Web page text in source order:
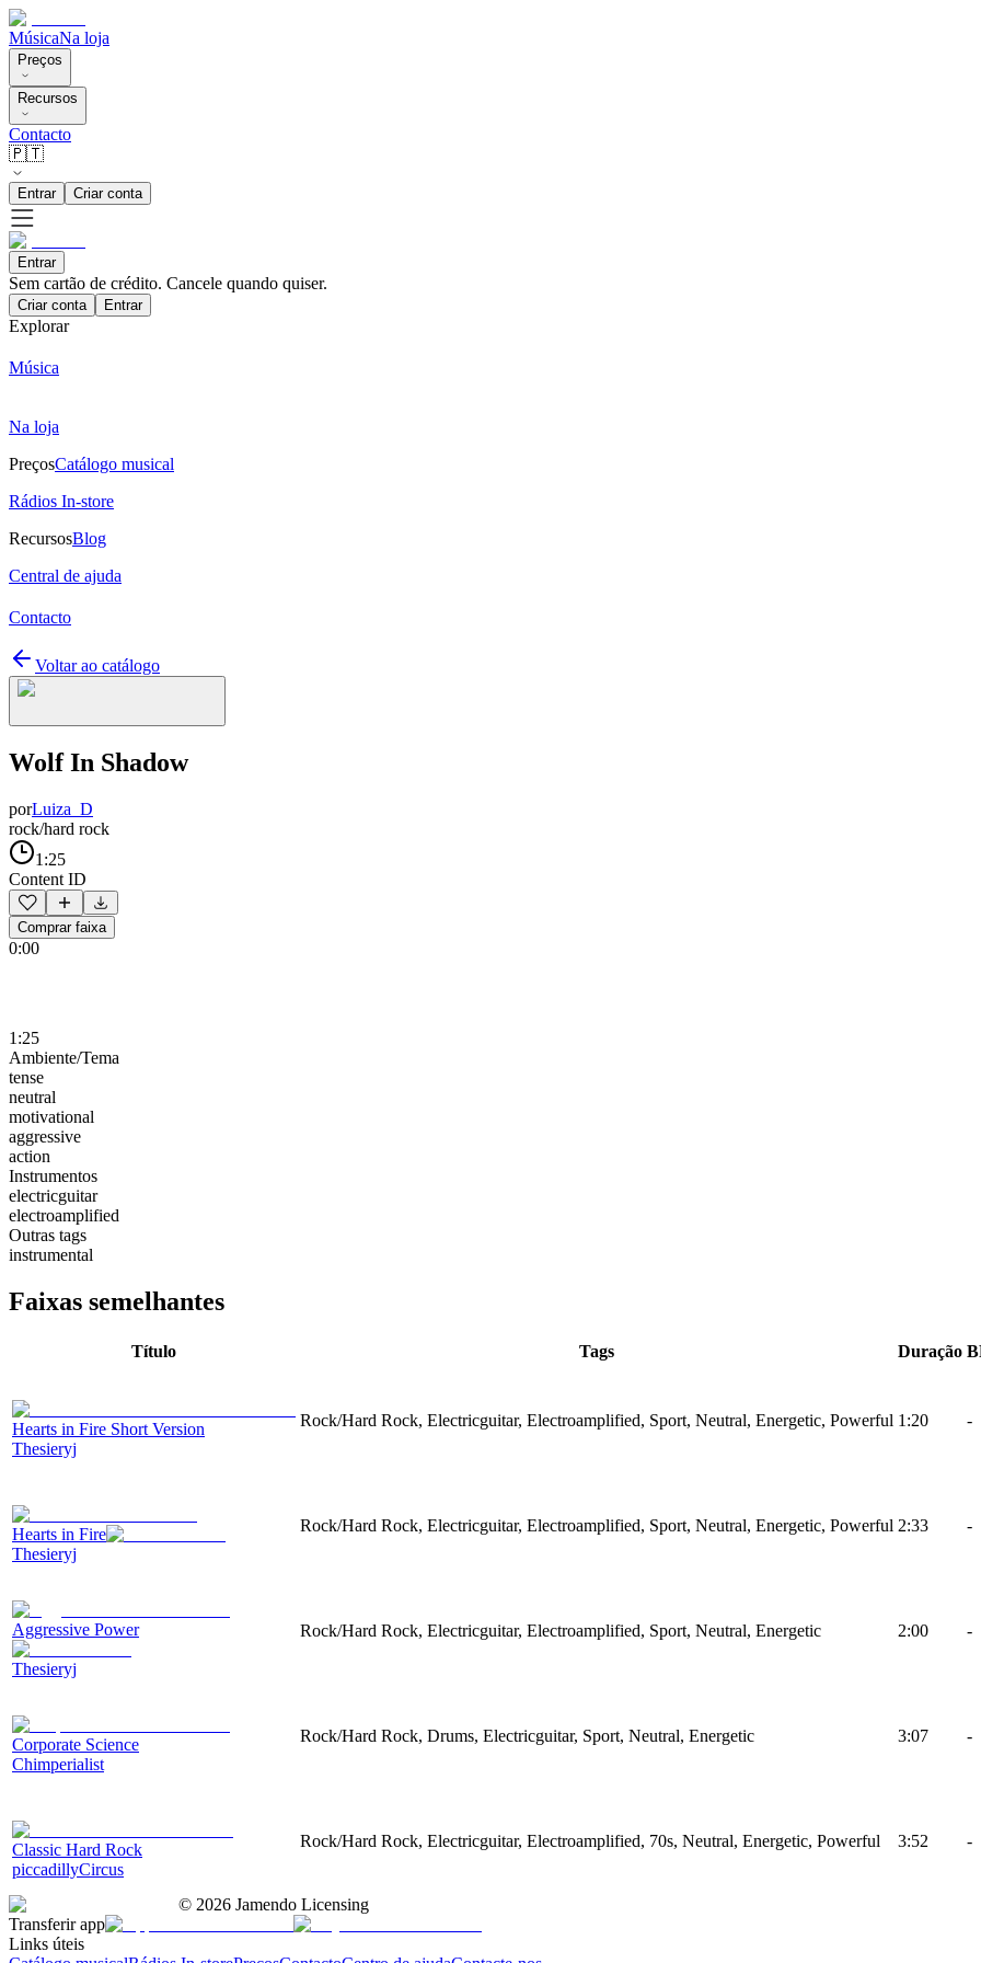
MúsicaNa loja
Preços
Recursos
Contacto
🇵🇹
Entrar Criar conta
Entrar
Sem cartão de crédito. Cancele quando quiser.
Criar conta Entrar
Explorar
Música
Na loja
PreçosCatálogo musical
Rádios In-store
RecursosBlog
Central de ajuda
Contacto
Voltar ao catálogo
Wolf In Shadow
porLuiza_D
rock/hard rock
1:25
Content ID
Comprar faixa
0:00
1:25
Ambiente/Tema
tense
neutral
motivational
aggressive
action
Instrumentos
electricguitar
electroamplified
Outras tags
instrumental
Faixas semelhantes
Título Tags Duração
Hearts in Fire Short Version
Thesieryj
Rock/Hard Rock, Electricguitar, Electroamplified, Sport, Neutral, Energetic, Powerful 1:20 -
Hearts in Fire
Thesieryj
Rock/Hard Rock, Electricguitar, Electroamplified, Sport, Neutral, Energetic, Powerful 2:33 -
Aggressive Power
Thesieryj
Rock/Hard Rock, Electricguitar, Electroamplified, Sport, Neutral, Energetic 2:00 -
Corporate Science
Chimperialist
Rock/Hard Rock, Drums, Electricguitar, Sport, Neutral, Energetic 3:07 -
Classic Hard Rock
piccadillyCircus
Rock/Hard Rock, Electricguitar, Electroamplified, 70s, Neutral, Energetic, Powerful 3:52 -
© 2026 Jamendo Licensing
Transferir app
Links úteis